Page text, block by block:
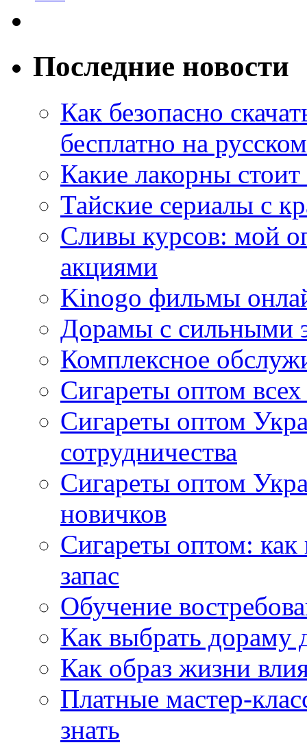
Последние новости
Как безопасно
бесплатно на
Какие лакорны
Тайские сериалы с
Сливы курсов: мой
акциями
Kinogo фильмы
Дорамы с сильными
Комплексное
Сигареты оптом
Сигареты оптом
сотрудничества
Сигареты оптом
новичков
Сигареты оптом:
запас
Обучение
Как выбрать дораму
Как образ жизни
Платные мастер-
знать